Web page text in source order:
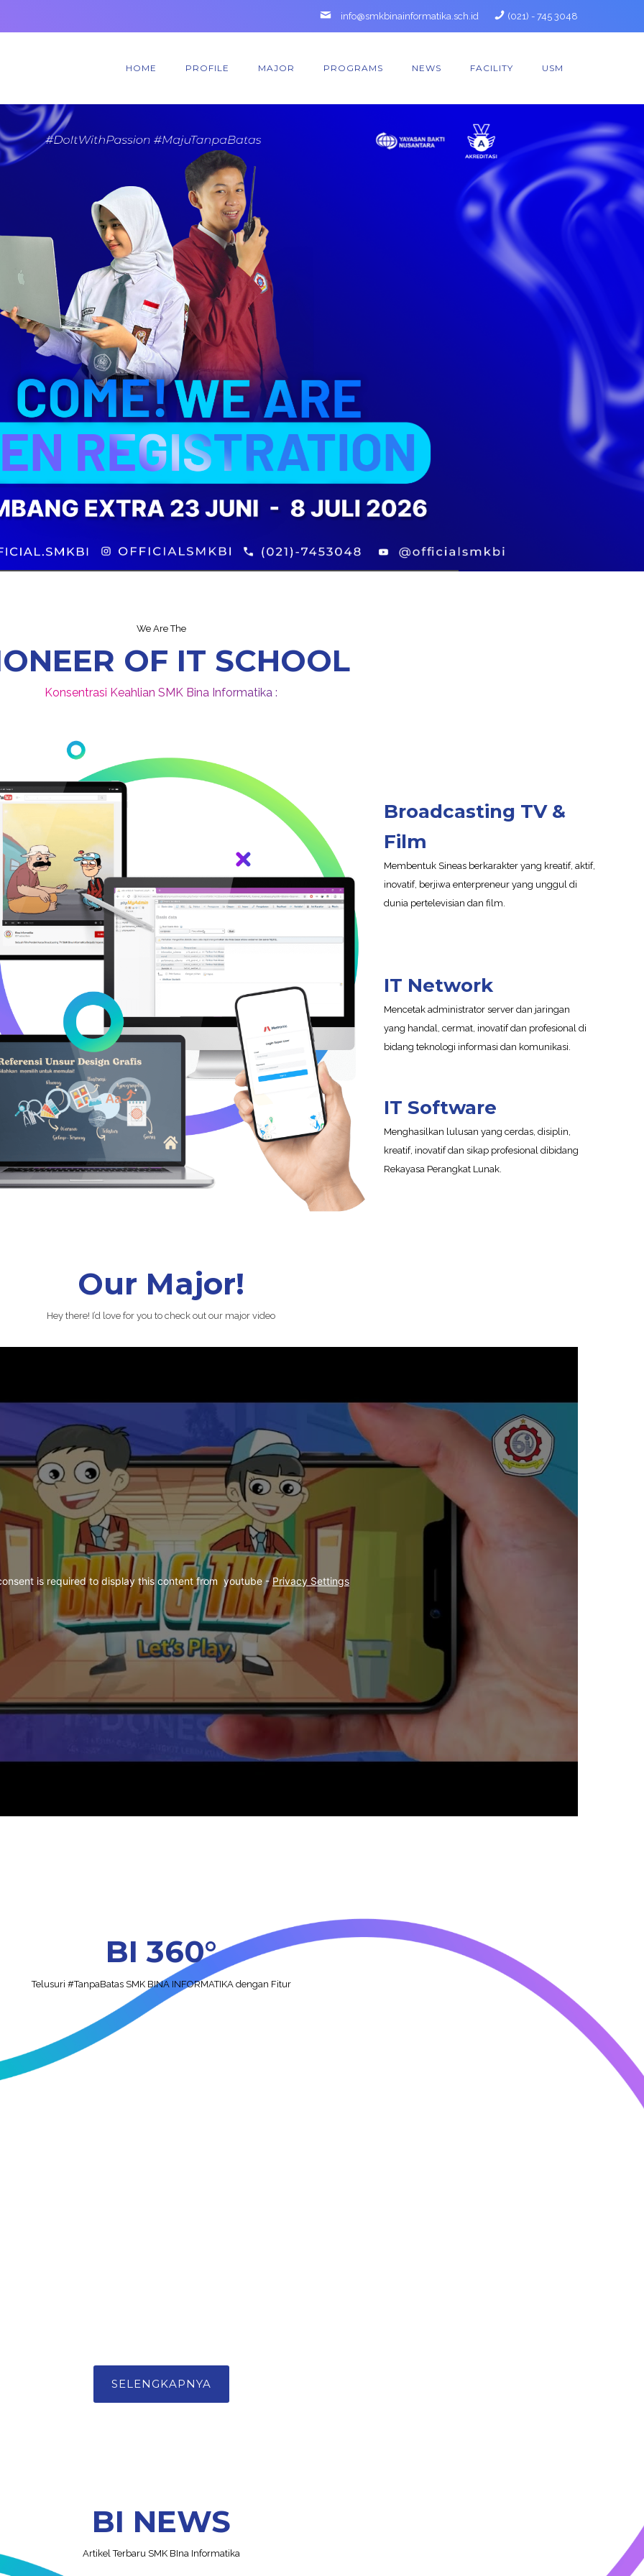
info@smkbinainformatika.sch.id (021) - 745 3048
HOME PROFILE MAJOR PROGRAMS NEWS FACILITY USM
We Are The
OF IT SCHOOL
Konsentrasi Keahlian S M K Bina nformatika :
Broadcasting TV &
Film
Membentuk Sineas berkarakter yang kreatif, aktif,
inovatif, berjiwa enterpreneur yang unggul di
dunia pertelevisian dan film.
IT Network
Mencetak administrator server dan jaringan
yang handal, cermat, inovatif dan profesional di
bidang teknologi informasi dan komunikasi.
IT Software
Menghasilkan lulusan yang cerdas, disiplin,
kreatif, inovatif dan sikap profesional dibidang
Rekayasa Perangkat Lunak.
Our Major!
Hey there! I’d love for you to check out our major video
is required to display this content from  youtube - Privacy Settings
BI 360°
Telusuri #TanpaBatas SMK BINA INFORMATIKA dengan Fitur
SELENGKAPNYA
BI NEWS
Artikel Terbaru SMK BIna Informatika